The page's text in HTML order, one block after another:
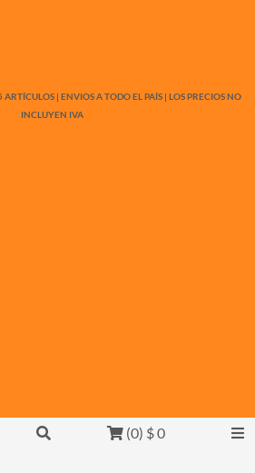
| ENVIOS A TODO EL PAÍS | LOS PRECIOS NO
INCLUYEN IVA
(0) $ 0